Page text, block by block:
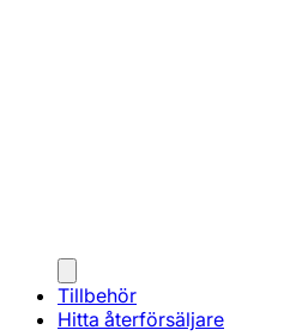
Tillbehör
Hitta återförsäljare